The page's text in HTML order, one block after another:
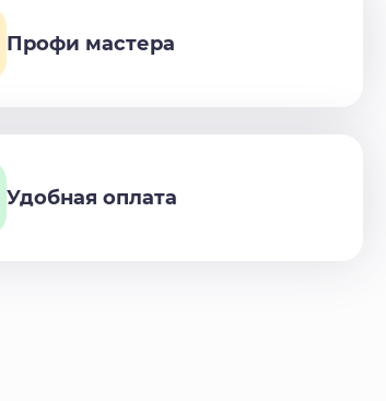
Профи мастера
Удобная оплата